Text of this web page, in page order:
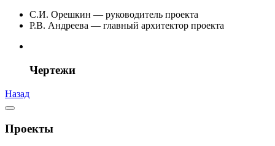
С.И. Орешкин — руководитель проекта
Р.В. Андреева — главный архитектор проекта
Чертежи
Назад
Проекты